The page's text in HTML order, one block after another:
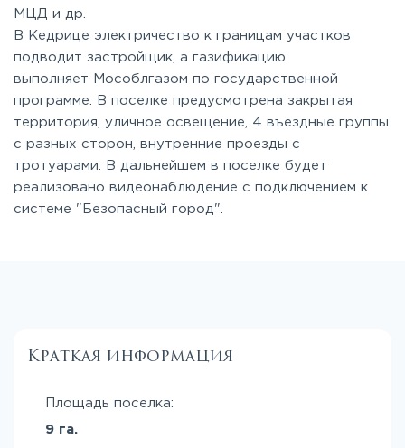
МЦД и др.
В Кедрице электричество к границам участков
подводит застройщик, а газификацию
выполняет Мособлгазом по государственной
программе. В поселке предусмотрена закрытая
территория, уличное освещение, 4 въездные группы
с разных сторон, внутренние проезды с
тротуарами. В дальнейшем в поселке будет
реализовано видеонаблюдение с подключением к
системе "Безопасный город".
Краткая информация
Площадь поселка:
9 га.